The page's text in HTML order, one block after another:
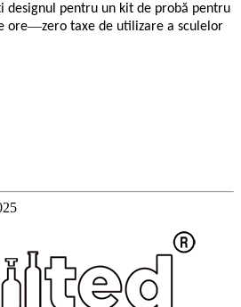
designul pentru un kit de probă pentru
ore—zero taxe de utilizare a sculelor